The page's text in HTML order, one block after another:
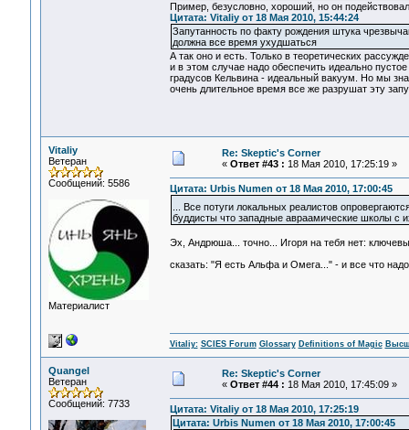
Пример, безусловно, хороший, но он
Цитата: Vitaliy от 18 Мая 2010, 15:44:24
Запутанность по факту рождения штука
должна все время ухудшаться
А так оно и есть. Только в теоретических
и в этом случае надо обеспечить идеально
градусов Кельвина - идеальный вакуум. Но мы
очень длительное время все же разрушат эту
Vitaliy
Ветеран
Сообщений: 5586
Материалист
Re: Skeptic's Corner
« Ответ #43 : 18 Мая 2010, 17:25:19 »
Цитата: Urbis Numen от 18 Мая 2010, 17:00:45
... Все потуги локальных реалистов
буддисты что западные авраамические школы с
Эх, Андрюша... точно... Игоря на тебя нет:
сказать: "Я есть Альфа и Омега..." - и все что
Vitaliy: SCIES Forum Glossary Definitions of Magic
Quangel
Ветеран
Сообщений: 7733
Re: Skeptic's Corner
« Ответ #44 : 18 Мая 2010, 17:45:09 »
Цитата: Vitaliy от 18 Мая 2010, 17:25:19
Цитата: Urbis Numen от 18 Мая 2010, 17:00:45